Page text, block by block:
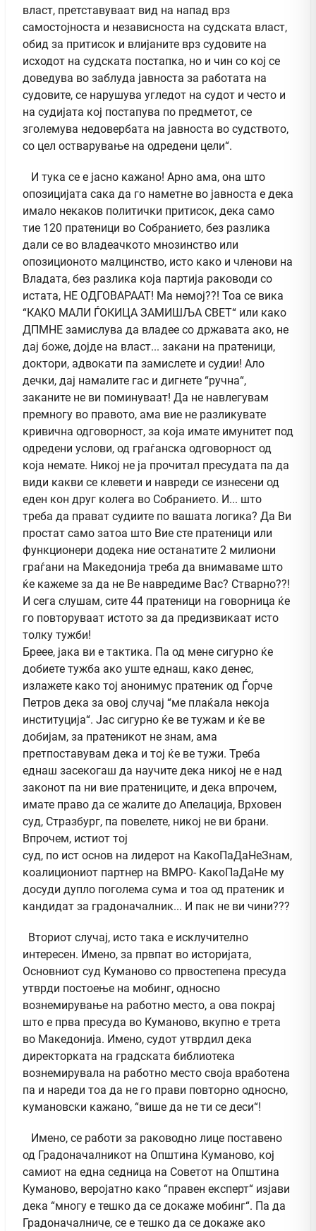
власт, претставуваат вид на напад врз
самостојноста и независноста на судската власт,
обид за притисок и влијаните врз судовите на
исходот на судската постапка, но и чин со кој се
доведува во заблуда јавноста за работата на
судовите, се нарушува угледот на судот и често и
на судијата кој постапува по предметот, се
зголемува недовербата на јавноста во судството,
со цел остварување на одредени цели“.
И тука се е јасно кажано! Арно ама, она што
опозицијата сака да го наметне во јавноста е дека
имало некаков политички притисок, дека само
тие 120 пратеници во Собранието, без разлика
дали се во владеачкото мнозинство или
опозиционото малцинство, исто како и членови на
Владата, без разлика која партија раководи со
истата, НЕ ОДГОВАРААТ! Ма немој??! Тоа се вика
“КАКО МАЛИ ЃОКИЦА ЗАМИШЉА СВЕТ“ или како
ДПМНЕ замислува да владее со државата ако, не
дај боже, дојде на власт... закани на пратеници,
доктори, адвокати па замислете и судии! Ало
дечки, дај намалите гас и дигнете “ручна“,
заканите не ви поминуваат! Да не навлегувам
премногу во правото, ама вие не разликувате
кривична одговорност, за која имате имунитет под
одредени услови, од граѓанска одговорност од
која немате. Никој не ја прочитал пресудата па да
види какви се клевети и навреди се изнесени од
еден кон друг колега во Собранието. И... што
треба да прават судиите по вашата логика? Да Ви
простат само затоа што Вие сте пратеници или
функционери додека ние останатите 2 милиони
граѓани на Македонија треба да внимаваме што
ќе кажеме за да не Ве навредиме Вас? Стварно??!
И сега слушам, сите 44 пратеници на говорница ќе
го повторуваат истото за да предизвикаат исто
толку тужби!
Бреее, јака ви е тактика. Па од мене сигурно ќе
добиете тужба ако уште еднаш, како денес,
излажете како тој анонимус пратеник од Ѓорче
Петров дека за овој случај “ме плаќала некоја
институција“. Јас сигурно ќе ве тужам и ќе ве
добијам, за пратеникот не знам, ама
претпоставувам дека и тој ќе ве тужи. Треба
еднаш засекогаш да научите дека никој не е над
законот па ни вие пратениците, и дека впрочем,
имате право да се жалите до Апелација, Врховен
суд, Стразбург, па повелете, никој не ви брани.
Впрочем, истиот тој
суд, по ист основ на лидерот на КакоПаДаНеЗнам,
коалициониот партнер на ВМРО- КакоПаДаНе му
досуди дупло поголема сума и тоа од пратеник и
кандидат за градоначалник... И пак не ви чини???
Вториот случај, исто така е исклучително
интересен. Имено, за првпат во историјата,
Основниот суд Куманово со првостепена пресуда
утврди постоење на мобинг, односно
вознемирување на работно место, а ова покрај
што е прва пресуда во Куманово, вкупно е трета
во Македонија. Имено, судот утврдил дека
директорката на градската библиотека
вознемирувала на работно место своја вработена
па и нареди тоа да не го прави повторно односно,
кумановски кажано, “више да не ти се деси“!
Имено, се работи за раководно лице поставено
од Градоначалникот на Општина Куманово, кој
самиот на една седница на Советот на Општина
Куманово, веројатно како “правен експерт“ изјави
дека “многу е тешко да се докаже мобинг“. Па да
Градоначалниче, се е тешко да се докаже ако